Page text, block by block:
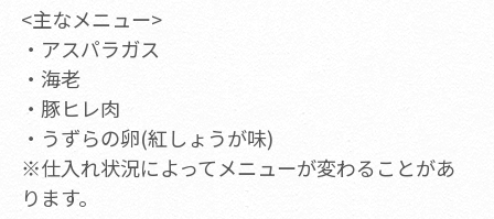
<主なメニュー>
・アスパラガス
・海老
・豚ヒレ肉
・うずらの卵(紅しょうが味)
※仕入れ状況によってメニューが変わることがあ
ります。